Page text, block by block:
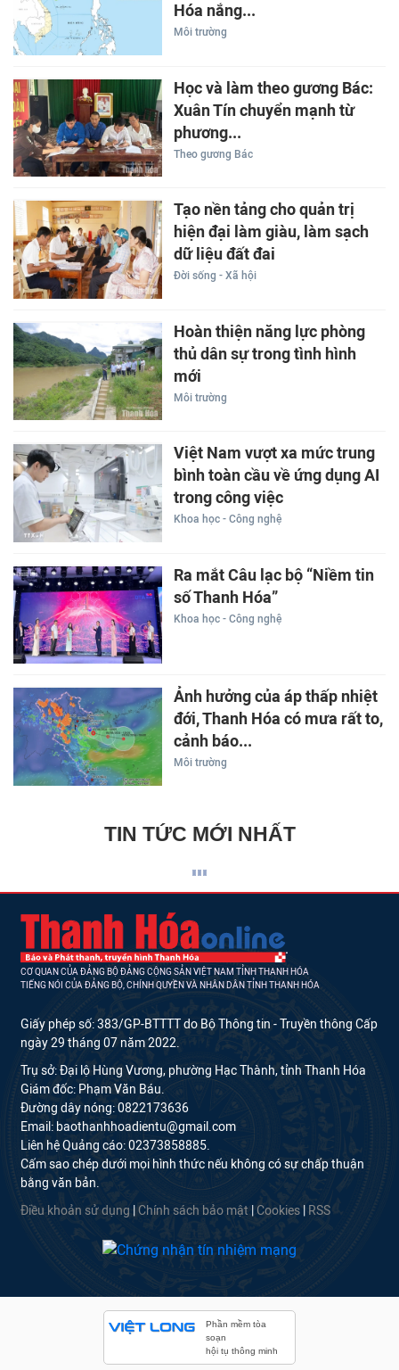
Hóa nắng...
Môi trường
Học và làm theo gương Bác:
Xuân Tín chuyển mạnh từ
phương...
Theo gương Bác
Tạo nền tảng cho quản trị
hiện đại làm giàu, làm sạch
dữ liệu đất đai
Đời sống - Xã hội
Hoàn thiện năng lực phòng
thủ dân sự trong tình hình
mới
Môi trường
Việt Nam vượt xa mức trung
bình toàn cầu về ứng dụng AI
trong công việc
Khoa học - Công nghệ
Ra mắt Câu lạc bộ “Niềm tin
số Thanh Hóa”
Khoa học - Công nghệ
Ảnh hưởng của áp thấp nhiệt
đới, Thanh Hóa có mưa rất to,
cảnh báo...
Môi trường
TIN TỨC MỚI NHẤT
CƠ QUAN CỦA ĐẢNG BỘ ĐẢNG CỘNG SẢN VIỆT NAM TỈNH THANH HÓA
TIẾNG NÓI CỦA ĐẢNG BỘ, CHÍNH QUYỀN VÀ NHÂN DÂN TỈNH THANH HÓA
Giấy phép số: 383/GP-BTTTT do Bộ Thông tin - Truyền thông Cấp
ngày 29 tháng 07 năm 2022.
Trụ sở: Đại lộ Hùng Vương, phường Hạc Thành, tỉnh Thanh Hóa
Giám đốc: Phạm Văn Báu.
Đường dây nóng: 0822173636
Email: baothanhhoadientu@gmail.com
Liên hệ Quảng cáo: 02373858885.
Cấm sao chép dưới mọi hình thức nếu không có sự chấp thuận
bằng văn bản.
Điều khoản sử dụng Chính sách bảo mật Cookies RSS
Phần mềm tòa
soạn
hội tụ thông minh